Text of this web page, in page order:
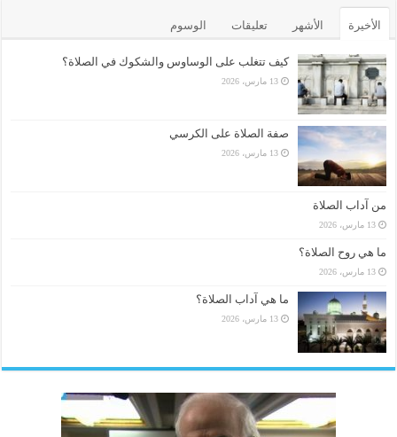
الأخيرة الأشهر تعليقات الوسوم
كيف تتغلب على الوساوس والشكوك في الصلاة؟
13 مارس، 2026
صفة الصلاة على الكرسي
13 مارس، 2026
من آداب الصلاة
13 مارس، 2026
ما هي روح الصلاة؟
13 مارس، 2026
ما هي آداب الصلاة؟
13 مارس، 2026